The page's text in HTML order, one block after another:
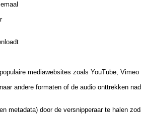
mediawebsites zoals YouTube, Vimeo
andere formaten of de audio onttrekken
metadata) door de versnipperaar te halen